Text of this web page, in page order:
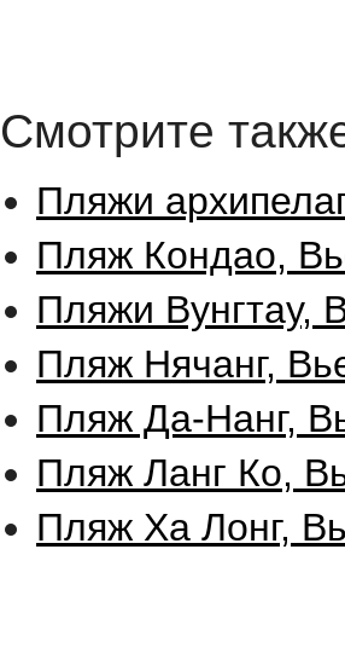
Смотрите
Пляжи
Пляж Кондао,
Пляжи Вунгтау,
Пляж Нячанг,
Пляж Да-Нанг,
Пляж Ланг Ко,
Пляж Ха Лонг,